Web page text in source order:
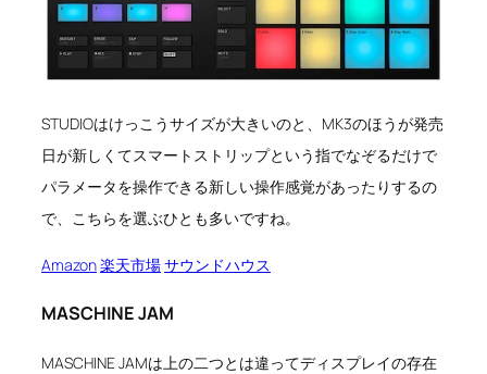
STUDIOはけっこうサイズが大きいのと、MK3のほうが発売
日が新しくてスマートストリップという指でなぞるだけで
パラメータを操作できる新しい操作感覚があったりするの
で、こちらを選ぶひとも多いですね。
Amazon楽天市場サウンドハウス
MASCHINE JAM
MASCHINE JAMは上の二つとは違ってディスプレイの存在